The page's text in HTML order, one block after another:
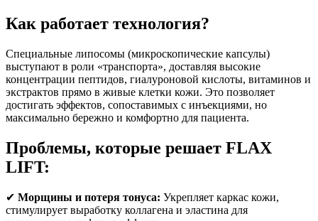
Как работает технология?
Специальные липосомы (микроскопические капсулы)
выступают в роли «транспорта», доставляя высокие
концентрации пептидов, гиалуроновой кислоты, витаминов и
экстрактов прямо в живые клетки кожи. Это позволяет
достигать эффектов, сопоставимых с инъекциями, но
максимально бережно и комфортно для пациента.
Проблемы, которые решает FLAX
LIFT:
✔ Морщины и потеря тонуса: Укрепляет каркас кожи,
стимулирует выработку коллагена и эластина для